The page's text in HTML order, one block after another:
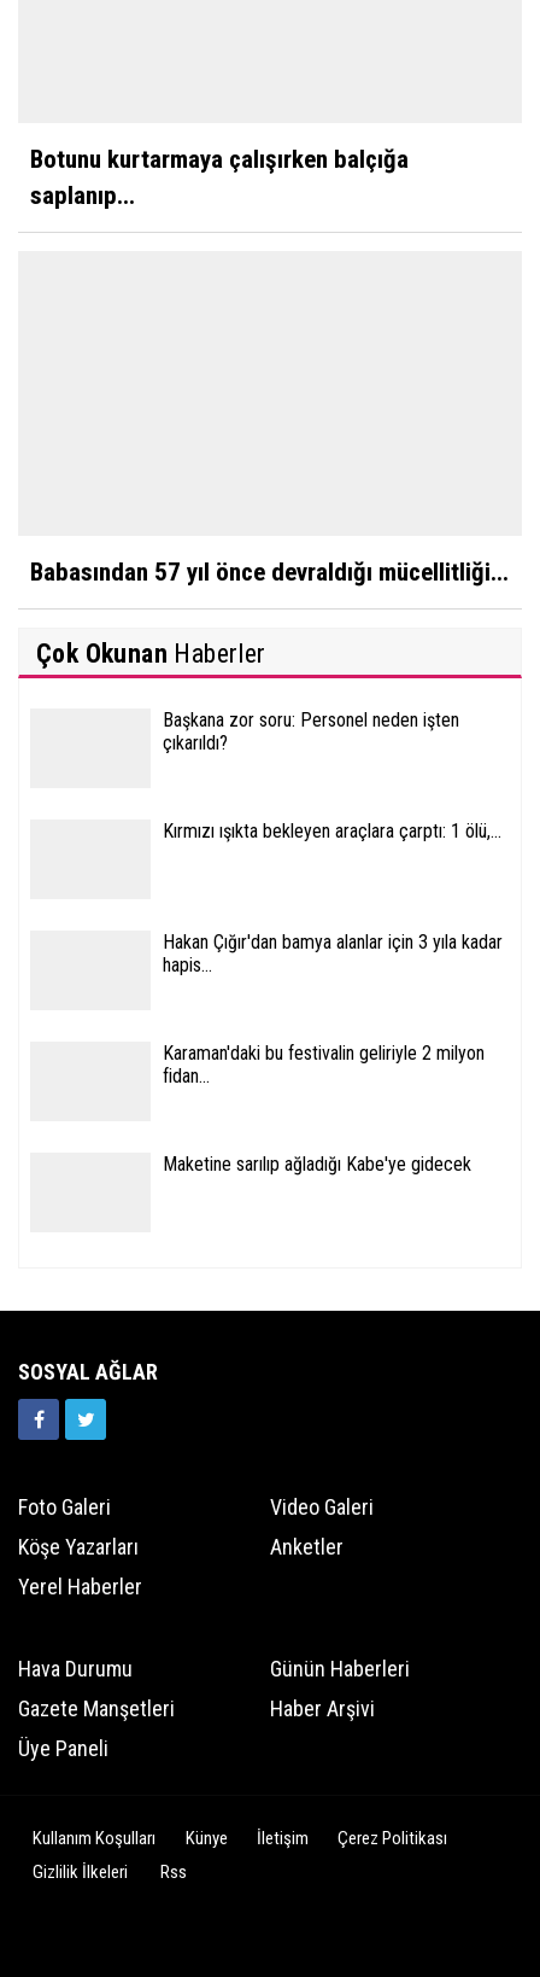
Botunu kurtarmaya çalışırken balçığa
saplanıp...
Babasından 57 yıl önce devraldığı mücellitliği...
Çok Okunan Haberler
Başkana zor soru: Personel neden işten
çıkarıldı?
Kırmızı ışıkta bekleyen araçlara çarptı: 1 ölü,...
Hakan Çığır'dan bamya alanlar için 3 yıla kadar
hapis...
Karaman'daki bu festivalin geliriyle 2 milyon
fidan...
Maketine sarılıp ağladığı Kabe'ye gidecek
SOSYAL AĞLAR
Foto Galeri
Video Galeri
Köşe Yazarları
Anketler
Yerel Haberler
Hava Durumu
Günün Haberleri
Gazete Manşetleri
Haber Arşivi
Üye Paneli
Kullanım Koşulları Künye İletişim
Çerez Politikası
Gizlilik İlkeleri
Rss